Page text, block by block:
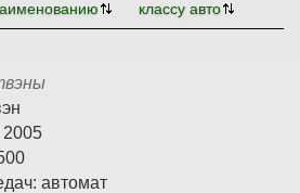
классу авто
2005
автомат